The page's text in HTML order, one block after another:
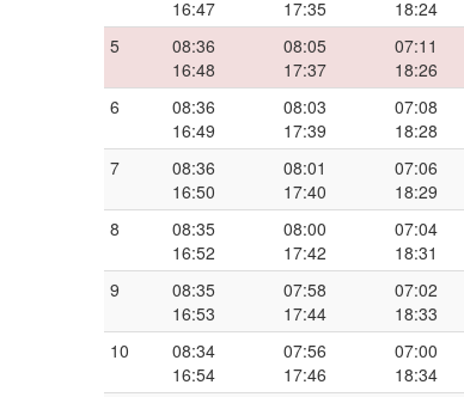
16:47
17:35
18:24
5
08:36
16:48
08:05
17:37
07:11
18:26
6
08:36
16:49
08:03
17:39
07:08
18:28
7
08:36
16:50
08:01
17:40
07:06
18:29
8
08:35
16:52
08:00
17:42
07:04
18:31
9
08:35
16:53
07:58
17:44
07:02
18:33
10
08:34
16:54
07:56
17:46
07:00
18:34